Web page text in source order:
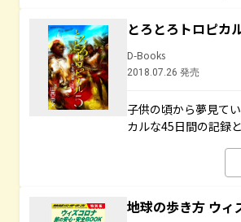
とろとろトロピ
D-Books
2018.07.26 発売
子供の頃から夢見て
カルな45日間の記録と
地球の歩き方 ウィ